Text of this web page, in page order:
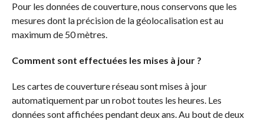
Pour les données de couverture, nous conservons que les
mesures dont la précision de la géolocalisation est au
maximum de 50 mètres.
Comment sont effectuées les mises à jour ?
Les cartes de couverture réseau sont mises à jour
automatiquement par un robot toutes les heures. Les
données sont affichées pendant deux ans. Au bout de deux